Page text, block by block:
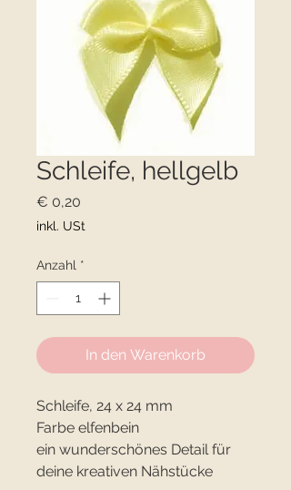
Schleife, hellgelb
€ 0,20
inkl. USt
Anzahl *
In den Warenkorb
Schleife, 24 x 24 mm
Farbe elfenbein
ein wunderschönes Detail für
deine kreativen Nähstücke